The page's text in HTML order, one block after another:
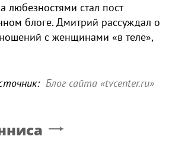
любезностями стал пост
блоге. Дмитрий рассуждал о
с женщинами «в теле»,
Блог сайта «tvcenter.ru»